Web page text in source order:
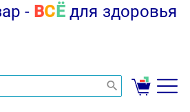
- ВС Ёдля здоровья